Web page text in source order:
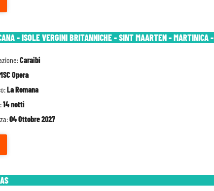
- ISOLE VERGINI BRITANNICHE - SINT MAARTEN - MARTINICA -
Caraibi
Opera
La Romana
14 notti
04 Ottobre 2027